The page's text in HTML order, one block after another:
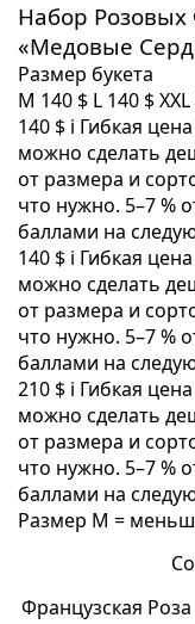
Набор Розовых
«Медовые
Размер букета
M 140 $ L 140 $XXL
140 $ i Гибкая
можно сделать
от размера и
что нужно. 5–7 %
баллами на
140 $ i Гибкая
можно сделать
от размера и
что нужно. 5–7 %
баллами на
210 $ i Гибкая
можно сделать
от размера и
что нужно. 5–7 %
баллами на
Размер M =
Французская